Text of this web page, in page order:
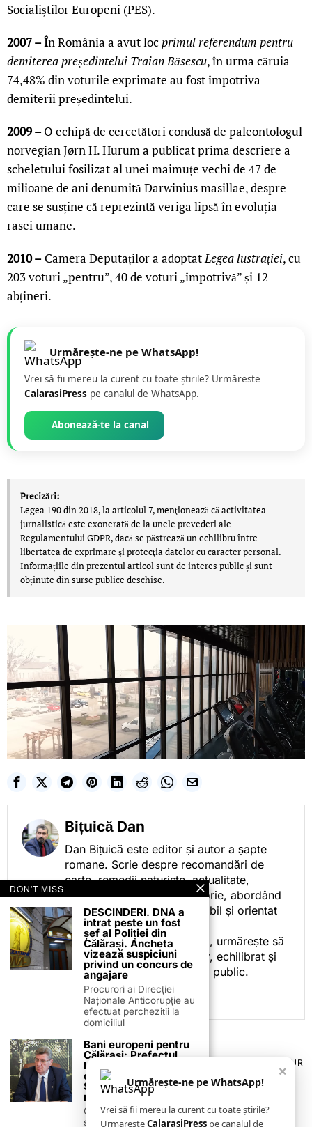
Socialiștilor Europeni (PES).
2007 – În România a avut locprimul referendum pentru
demiterea președintelui Traian Băsescu, în urma căruia
74,48% din voturile exprimate au fost împotriva
demiterii președintelui.
2009 –O echipă de cercetători condusă de paleontologul
norvegian Jørn H. Hurum a publicat prima descriere a
scheletului fosilizat al unei maimuțe vechi de 47 de
milioane de ani denumită Darwinius masillae, despre
care se susține că reprezintă veriga lipsă în evoluția
rasei umane.
2010 – Camera Deputaților a adoptatLegea lustrației, cu
203 voturi „pentru”, 40 de voturi „împotrivă” și 12
abțineri.
Urmărește-ne pe WhatsApp!
Vrei să fii mereu la curent cu toate știrile? Urmăreste
CalarasiPress pe canalul de WhatsApp.
Abonează-te la canal
Precizări:
Legea 190 din 2018, la articolul 7, menţionează că activitatea
jurnalistică este exonerată de la unele prevederi ale
Regulamentului GDPR, dacă se păstrează un echilibru între
libertatea de exprimare şi protecţia datelor cu caracter personal.
Informațiile din prezentul articol sunt de interes public și sunt
obținute din surse publice deschise.
Bițuică Dan
Dan Bițuică este editor și autor a șapte
romane. Scrie despre recomandări de
carte, remedii naturiste, actualitate,
cotidian politic, sport și istorie, abordând
subiectele într-un stil accesibil și orientat
spre informare.
Prin activitatea sa editorială, urmărește să
ofere cititorilor conținut clar, echilibrat și
relevant, adaptat interesului public.
TERMENI ȘI CONDIȚII
POLITICA DE ANULARE & RETUR
PUBLICITATE ONLINE & TIPĂRITĂ
CONTACT
ZIARUL ANUNȚUL CĂLĂRĂȘEAN
×
Urmărește-ne pe WhatsApp!
Vrei să fii mereu la curent cu toate știrile?
UrmareșteCalarasiPress pe canalul de
DON'T MISS
DESCINDERI. DNA a
intrat peste un fost
șef al Poliției din
Călărași. Ancheta
vizează suspiciuni
privind un concurs de
angajare
Procurori ai Direcției
Naționale Anticorupție au
efectuat percheziții la
domiciliul
Bani europeni pentru
Călărași: Prefectul
Laurențiu State anunță
colaborarea cu ADR
Sud-Muntenia pentru
noi finanțări
Călărașul se pregătește
să intre pe harta